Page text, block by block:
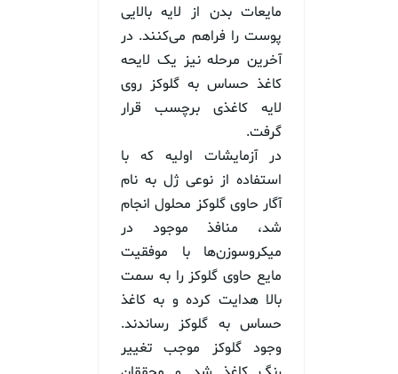
مایعات بدن از لایه بالایی
پوست را فراهم می‌کنند. در
آخرین مرحله نیز یک لایحه
کاغذ حساس به گلوکز روی
لایه کاغذی برچسب قرار
گرفت.
در آزمایشات اولیه که با
استفاده از نوعی ژل به نام
آگار حاوی گلوکز محلول انجام
شد، منافذ موجود در
میکروسوزن‌ها با موفقیت
مایع حاوی گلوکز را به سمت
بالا هدایت کرده و به کاغذ
حساس به گلوکز رساندند.
وجود گلوکز موجب تغییر